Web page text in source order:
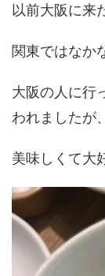
以前大阪に来
関東ではなか
大阪の人に行
われましたが、
美味しくて大